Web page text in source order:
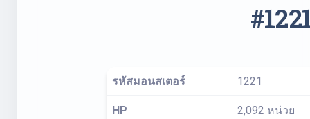
รหัสมอนสเตอร์ 1221
HP 2,092 หน่วย